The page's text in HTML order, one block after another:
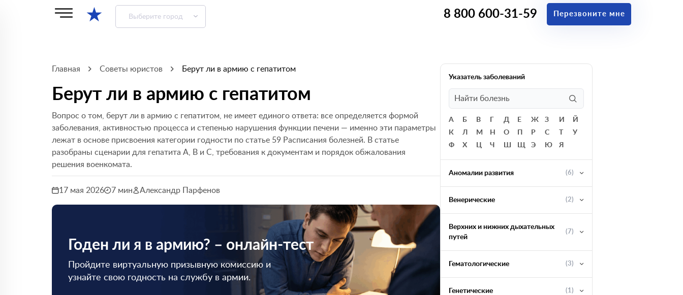
★ Выберите город 8 800 600-31-59 Перезвоните мне
Главная Советы юристов Берут ли в армию с гепатитом
Берут ли в армию с гепатитом
Вопрос о том, берут ли в армию с гепатитом, не имеет единого ответа: все определяется формой
заболевания, активностью процесса и степенью нарушения функции печени — именно эти параметры
лежат в основе присвоения категории годности по статье 59 Расписания болезней. В статье
разобраны сценарии для гепатита А, В и С, требования к документам и порядок обжалования
решения военкомата.
17 мая 2026 7 мин Александр Парфенов
Годен ли я в армию? – онлайн-тест
Пройдите виртуальную призывную комиссию и
узнайте свою годность на службу в армии.
Указатель заболеваний
А Б В Д Е Ж З И
Й
К
Л М Н О Р С
У
Ф
Х Ц Ч Ш Щ Э Ю Я
Аномалии развития (6)
Венерические (2)
Верхних и нижних дыхательных
путей
(7)
Гематологические (3)
Генетические (1)